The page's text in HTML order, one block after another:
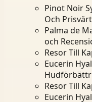
Pinot Noir
Och
Palma de
och
Resor Till
Eucerin
Resor Till
Eucerin